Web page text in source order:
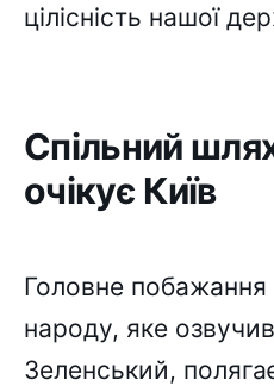
цілісність нашої
Спільний
очікує Київ
Головне побажання
народу, яке
Зеленський,